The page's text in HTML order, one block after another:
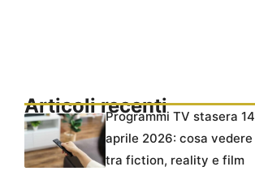
Articoli recentiProgrammi TV stasera 14
aprile 2026: cosa vedere
tra fiction, reality e film